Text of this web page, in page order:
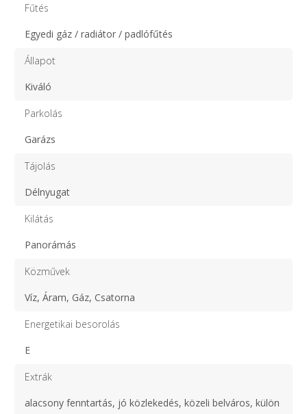
Fűtés
Egyedi gáz / radiátor / padlófűtés
Állapot
Kiváló
Parkolás
Garázs
Tájolás
Délnyugat
Kilátás
Panorámás
Közművek
Víz, Áram, Gáz, Csatorna
Energetikai besorolás
E
Extrák
alacsony fenntartás, jó közlekedés, közeli belváros, külön